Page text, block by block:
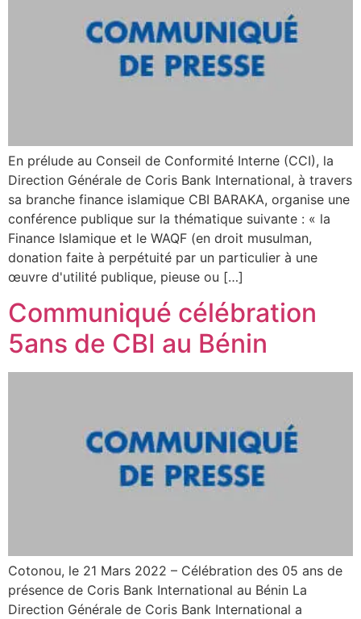
En prélude au Conseil de Conformité Interne (CCI), la
Direction Générale de Coris Bank International, à travers
sa branche finance islamique CBI BARAKA, organise une
conférence publique sur la thématique suivante : « la
Finance Islamique et le WAQF (en droit musulman,
donation faite à perpétuité par un particulier à une
œuvre d'utilité publique, pieuse ou […]
Communiqué célébration
5ans de CBI au Bénin
Cotonou, le 21 Mars 2022 – Célébration des 05 ans de
présence de Coris Bank International au Bénin La
Direction Générale de Coris Bank International a